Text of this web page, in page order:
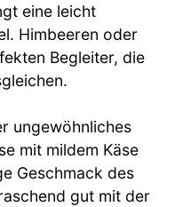
eine leicht
Himbeeren oder
Begleiter, die
ungewöhnliches
mit mildem Käse
Geschmack des
gut mit der